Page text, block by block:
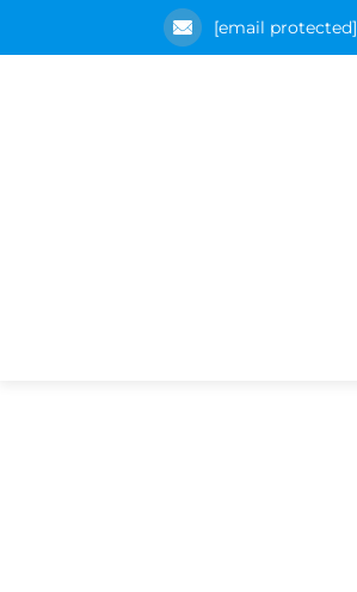
[email protected]